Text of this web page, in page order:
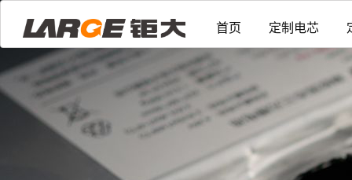
首页 定制电芯